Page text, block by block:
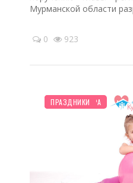
Мурманской области
0 923
ШКОЛЬНИК
НОВОСТИ МИРА
ПРАЗДНИКИ